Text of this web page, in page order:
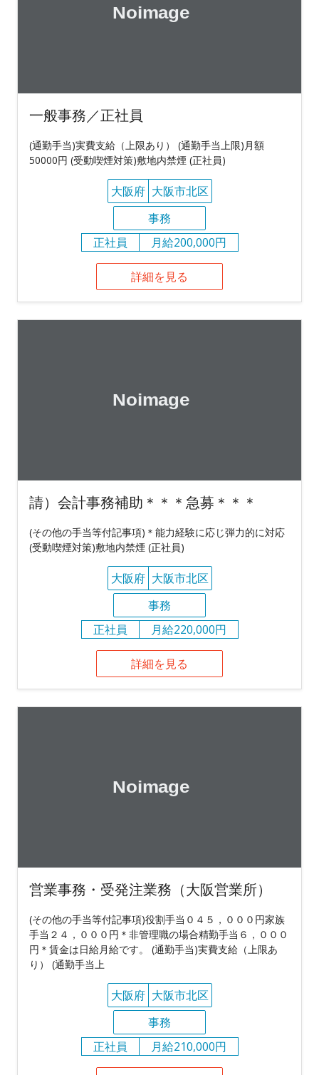
一般事務／正社員
(通勤手当)実費支給（上限あり） (通勤手当上限)月額
50000円 (受動喫煙対策)敷地内禁煙 (正社員)
大阪府 大阪市北区
事務
正社員
月給200,000円
詳細を見る
請）会計事務補助＊＊＊急募＊＊＊
(その他の手当等付記事項)＊能力経験に応じ弾力的に対応
(受動喫煙対策)敷地内禁煙 (正社員)
大阪府 大阪市北区
事務
正社員
月給220,000円
詳細を見る
営業事務・受発注業務（大阪営業所）
(その他の手当等付記事項)役割手当０４５，０００円家族
手当２４，０００円＊非管理職の場合精勤手当６，０００
円＊賃金は日給月給です。 (通勤手当)実費支給（上限あ
り） (通勤手当上
大阪府 大阪市北区
事務
正社員
月給210,000円